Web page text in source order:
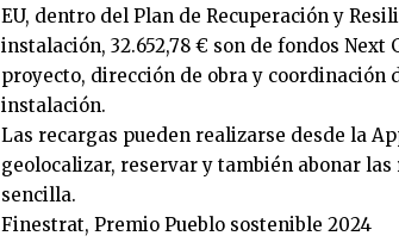
EU, dentro del Plan de Recuperación y
instalación, 32.652,78 € son de fondos Next
proyecto, dirección de obra y coordinación
instalación.
Las recargas pueden realizarse desde la
geolocalizar, reservar y también abonar
sencilla.
Finestrat, Premio Pueblo sostenible 2024